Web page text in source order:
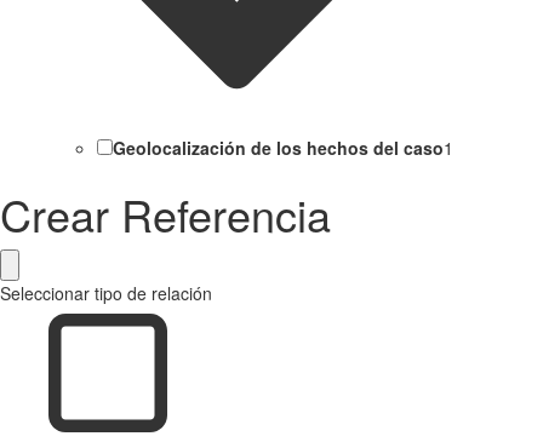
Geolocalización de los hechos del caso1
Crear Referencia
Seleccionar tipo de relación